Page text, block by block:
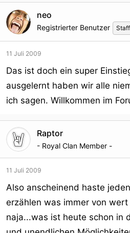
neo
Registrierter Benutzer
11 Juli 2009
Das ist doch ein super
ausgelernt haben wir alle
ich sagen. Willkommen im
Raptor
- Royal Clan Member -
11 Juli 2009
Also anscheinend haste
erzählen was immer von
naja...was ist heute schon in